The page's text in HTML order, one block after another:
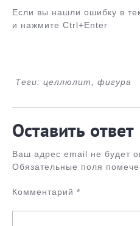
Если вы нашли ошибку в
и нажмите Ctrl+Enter
Теги: целлюлит, фигура
Оставить ответ
Ваш адрес email не будет
Обязательные поля
Комментарий *